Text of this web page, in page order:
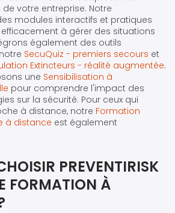
votre entreprise. Notre
modules interactifs et pratiques
à gérer des situations
également des outils
SecuQuiz - premiers secours et
Extincteurs - réalité augmentée.
une Sensibilisation à
pour comprendre l'impact des
sur la sécurité. Pour ceux qui
à distance, notre Formation
à distance est également
PREVENTIRISK
FORMATION À